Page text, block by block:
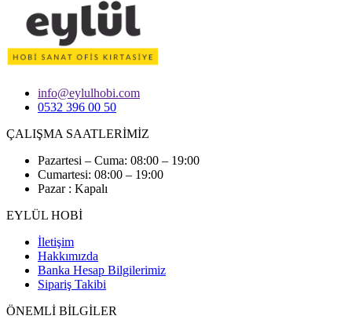
info@eylulhobi.com
0532 396 00 50
ÇALIŞMA SAATLERİMİZ
Pazartesi – Cuma: 08:00 – 19:00
Cumartesi: 08:00 – 19:00
Pazar : Kapalı
EYLÜL HOBİ
İletişim
Hakkımızda
Banka Hesap Bilgilerimiz
Sipariş Takibi
ÖNEMLİ BİLGİLER